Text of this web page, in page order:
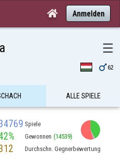
 Anmelden
☰
62
ALLE SPIELE
Spiele
Gewonnen (14539)
Durchschn. Gegnerbewertung